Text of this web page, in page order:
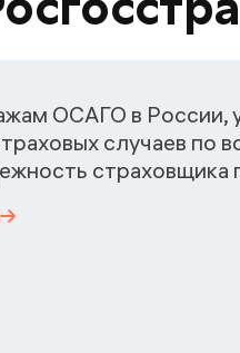
ОСАГО в России,
случаев